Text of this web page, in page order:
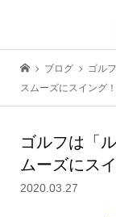
ブログ ゴル
スムーズにスイング！
ゴルフは「
ムーズにス
2020.03.27